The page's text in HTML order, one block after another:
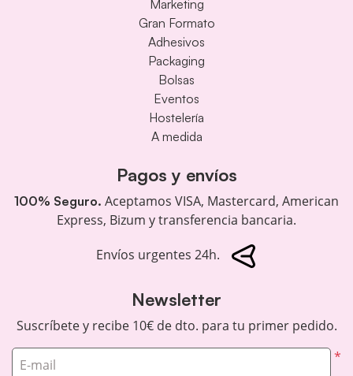
Marketing
Gran Formato
Adhesivos
Packaging
Bolsas
Eventos
Hostelería
A medida
Pagos y envíos
100% Seguro. Aceptamos VISA, Mastercard, American
Express, Bizum y transferencia bancaria.
Envíos urgentes 24h.
Newsletter
Suscríbete y recibe 10€ de dto. para tu primer pedido.
*
E-mail